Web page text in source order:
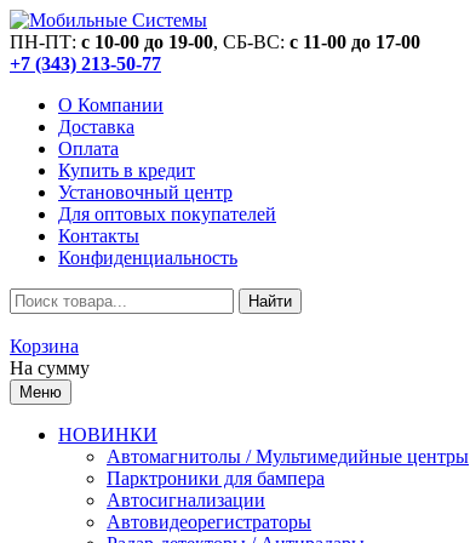
ПН-ПТ: c 10-00 до 19-00, СБ-ВС: c 11-00 до 17-00
+7 (343) 213-50-77
О Компании
Доставка
Оплата
Купить в кредит
Установочный центр
Для оптовых покупателей
Контакты
Конфиденциальность
Найти
Корзина
На сумму
Меню
НОВИНКИ
Автомагнитолы / Мультимедийные центры
Парктроники для бампера
Автосигнализации
Автовидеорегистраторы